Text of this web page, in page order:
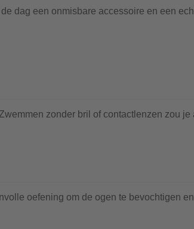
dag een onmisbare accessoire en een
zonder bril of contactlenzen zou je
oefening om de ogen te bevochtigen